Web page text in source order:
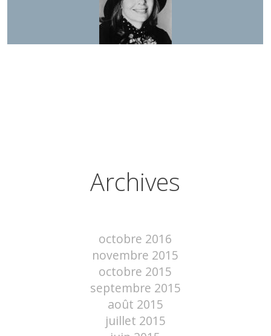
Archives
octobre 2016
novembre 2015
octobre 2015
septembre 2015
août 2015
juillet 2015